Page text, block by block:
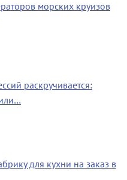
морских круизов
раскручивается:
для кухни на заказ в